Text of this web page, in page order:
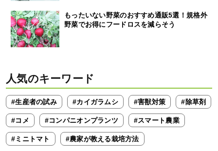
もったいない野菜のおすすめ通販5選！規格外
野菜でお得にフードロスを減らそう
人気のキーワード
#生産者の試み #カイガラムシ #害獣対策 #除草剤
#コメ #コンパニオンプランツ #スマート農業
#ミニトマト #農家が教える栽培方法